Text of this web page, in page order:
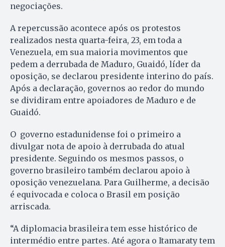
negociações.
A repercussão acontece após os protestos
realizados nesta quarta-feira, 23, em toda a
Venezuela, em sua maioria movimentos que
pedem a derrubada de Maduro, Guaidó, líder da
oposição, se declarou presidente interino do país.
Após a declaração, governos ao redor do mundo
se dividiram entre apoiadores de Maduro e de
Guaidó.
O governo estadunidense foi o primeiro a
divulgar nota de apoio à derrubada do atual
presidente. Seguindo os mesmos passos, o
governo brasileiro também declarou apoio à
oposição venezuelana. Para Guilherme, a decisão
é equivocada e coloca o Brasil em posição
arriscada.
“A diplomacia brasileira tem esse histórico de
intermédio entre partes. Até agora o Itamaraty tem